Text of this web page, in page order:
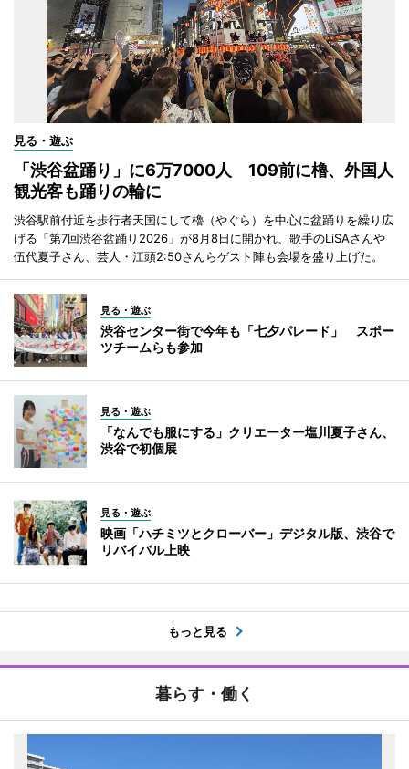
見る・遊ぶ
「渋谷盆踊り」に6万7000人 109前に櫓、外国人
観光客も踊りの輪に
渋谷駅前付近を歩行者天国にして櫓（やぐら）を中心に盆踊りを繰り広
げる「第7回渋谷盆踊り2026」が8月8日に開かれ、歌手のLiSAさんや
伍代夏子さん、芸人・江頭2:50さんらゲスト陣も会場を盛り上げた。
見る・遊ぶ
渋谷センター街で今年も「七夕パレード」 スポー
ツチームらも参加
見る・遊ぶ
「なんでも服にする」クリエーター塩川夏子さん、
渋谷で初個展
見る・遊ぶ
映画「ハチミツとクローバー」デジタル版、渋谷で
リバイバル上映
もっと見る
暮らす・働く